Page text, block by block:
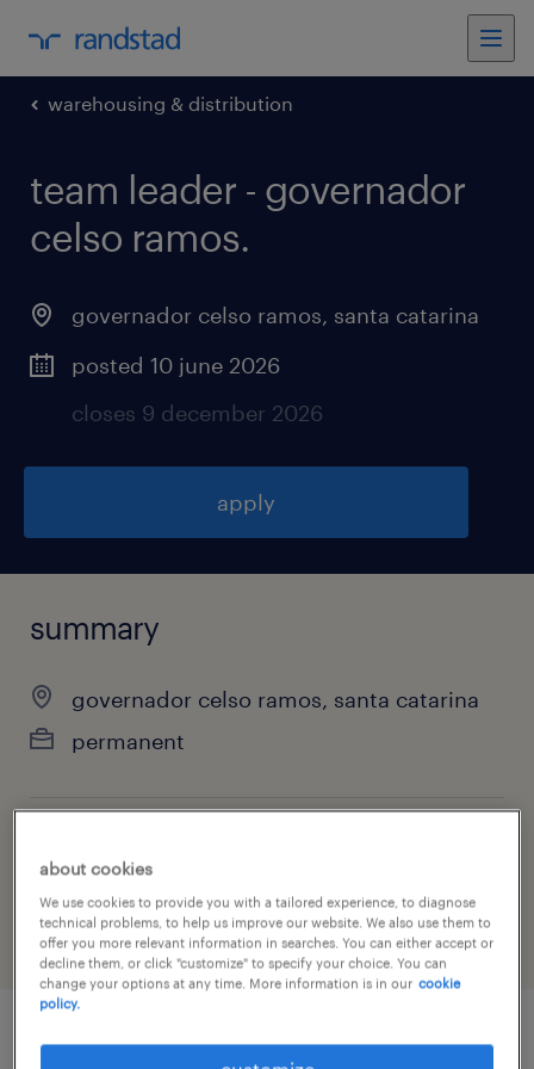
warehousing & distribution
team leader - governador
celso ramos.
governador celso ramos, santa catarina
posted 10 june 2026
closes 9 december 2026
apply
summary
governador celso ramos, santa catarina
permanent
about cookies
We use cookies to provide you with a tailored experience, to diagnose
technical problems, to help us improve our website. We also use them to
offer you more relevant information in searches. You can either accept or
decline them, or click "customize" to specify your choice. You can
change your options at any time. More information is in our cookie
policy.